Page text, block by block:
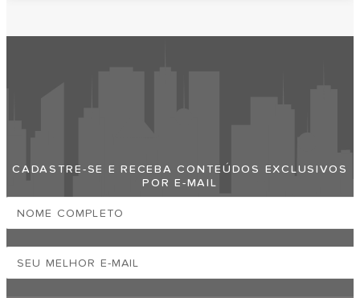
CADASTRE-SE E RECEBA CONTEÚDOS EXCLUSIVOS
POR E-MAIL